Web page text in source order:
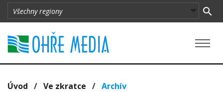
Úvod / Ve zkratce / Archív